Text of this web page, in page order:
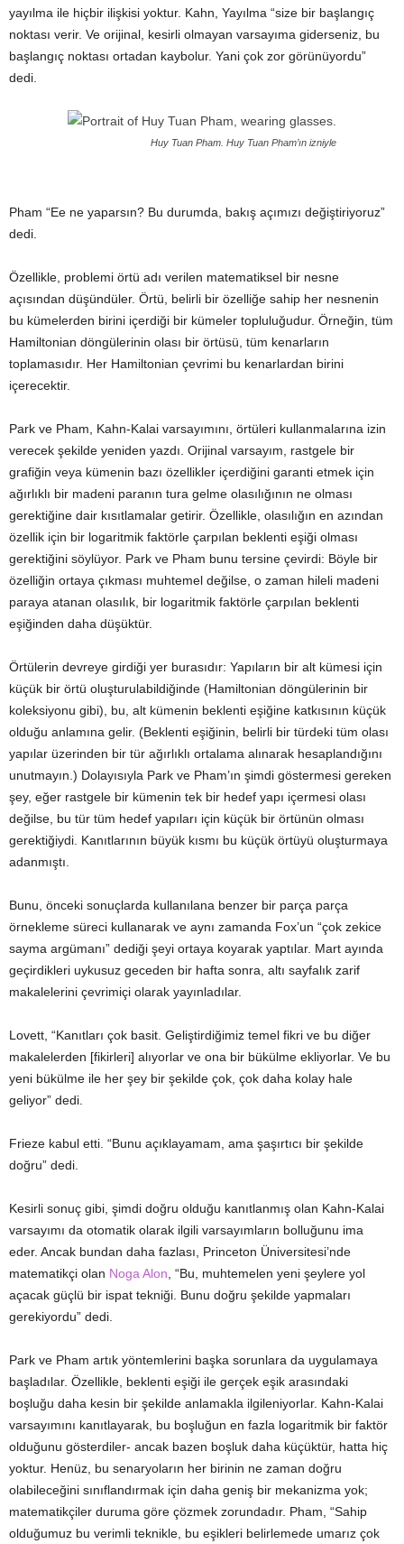
yayılma ile hiçbir ilişkisi yoktur. Kahn, Yayılma “size bir başlangıç
noktası verir. Ve orijinal, kesirli olmayan varsayıma giderseniz, bu
başlangıç noktası ortadan kaybolur. Yani çok zor görünüyordu”
dedi.
Huy Tuan Pham. Huy Tuan Pham’ın izniyle
Pham “Ee ne yaparsın? Bu durumda, bakış açımızı değiştiriyoruz”
dedi.
Özellikle, problemi örtü adı verilen matematiksel bir nesne
açısından düşündüler. Örtü, belirli bir özelliğe sahip her nesnenin
bu kümelerden birini içerdiği bir kümeler topluluğudur. Örneğin, tüm
Hamiltonian döngülerinin olası bir örtüsü, tüm kenarların
toplamasıdır. Her Hamiltonian çevrimi bu kenarlardan birini
içerecektir.
Park ve Pham, Kahn-Kalai varsayımını, örtüleri kullanmalarına izin
verecek şekilde yeniden yazdı. Orijinal varsayım, rastgele bir
grafiğin veya kümenin bazı özellikler içerdiğini garanti etmek için
ağırlıklı bir madeni paranın tura gelme olasılığının ne olması
gerektiğine dair kısıtlamalar getirir. Özellikle, olasılığın en azından
özellik için bir logaritmik faktörle çarpılan beklenti eşiği olması
gerektiğini söylüyor. Park ve Pham bunu tersine çevirdi: Böyle bir
özelliğin ortaya çıkması muhtemel değilse, o zaman hileli madeni
paraya atanan olasılık, bir logaritmik faktörle çarpılan beklenti
eşiğinden daha düşüktür.
Örtülerin devreye girdiği yer burasıdır: Yapıların bir alt kümesi için
küçük bir örtü oluşturulabildiğinde (Hamiltonian döngülerinin bir
koleksiyonu gibi), bu, alt kümenin beklenti eşiğine katkısının küçük
olduğu anlamına gelir. (Beklenti eşiğinin, belirli bir türdeki tüm olası
yapılar üzerinden bir tür ağırlıklı ortalama alınarak hesaplandığını
unutmayın.) Dolayısıyla Park ve Pham’ın şimdi göstermesi gereken
şey, eğer rastgele bir kümenin tek bir hedef yapı içermesi olası
değilse, bu tür tüm hedef yapıları için küçük bir örtünün olması
gerektiğiydi. Kanıtlarının büyük kısmı bu küçük örtüyü oluşturmaya
adanmıştı.
Bunu, önceki sonuçlarda kullanılana benzer bir parça parça
örnekleme süreci kullanarak ve aynı zamanda Fox’un “çok zekice
sayma argümanı” dediği şeyi ortaya koyarak yaptılar. Mart ayında
geçirdikleri uykusuz geceden bir hafta sonra, altı sayfalık zarif
makalelerini çevrimiçi olarak yayınladılar.
Lovett, “Kanıtları çok basit. Geliştirdiğimiz temel fikri ve bu diğer
makalelerden [fikirleri] alıyorlar ve ona bir bükülme ekliyorlar. Ve bu
yeni bükülme ile her şey bir şekilde çok, çok daha kolay hale
geliyor” dedi.
Frieze kabul etti. “Bunu açıklayamam, ama şaşırtıcı bir şekilde
doğru” dedi.
Kesirli sonuç gibi, şimdi doğru olduğu kanıtlanmış olan Kahn-Kalai
varsayımı da otomatik olarak ilgili varsayımların bolluğunu ima
eder. Ancak bundan daha fazlası, Princeton Üniversitesi’nde
matematikçi olan Noga Alon, “Bu, muhtemelen yeni şeylere yol
açacak güçlü bir ispat tekniği. Bunu doğru şekilde yapmaları
gerekiyordu” dedi.
Park ve Pham artık yöntemlerini başka sorunlara da uygulamaya
başladılar. Özellikle, beklenti eşiği ile gerçek eşik arasındaki
boşluğu daha kesin bir şekilde anlamakla ilgileniyorlar. Kahn-Kalai
varsayımını kanıtlayarak, bu boşluğun en fazla logaritmik bir faktör
olduğunu gösterdiler- ancak bazen boşluk daha küçüktür, hatta hiç
yoktur. Henüz, bu senaryoların her birinin ne zaman doğru
olabileceğini sınıflandırmak için daha geniş bir mekanizma yok;
matematikçiler duruma göre çözmek zorundadır. Pham, “Sahip
olduğumuz bu verimli teknikle, bu eşikleri belirlemede umarız çok